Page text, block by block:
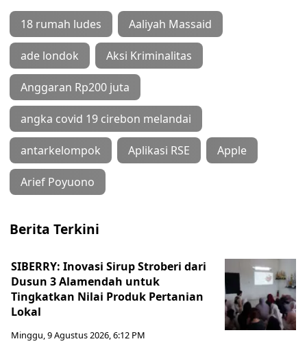
18 rumah ludes Aaliyah Massaid
ade londok Aksi Kriminalitas
Anggaran Rp200 juta
angka covid 19 cirebon melandai
antarkelompok Aplikasi RSE Apple
Arief Poyuono
Berita Terkini
SIBERRY: Inovasi Sirup Stroberi dari
Dusun 3 Alamendah untuk
Tingkatkan Nilai Produk Pertanian
Lokal
Minggu, 9 Agustus 2026, 6:12 PM